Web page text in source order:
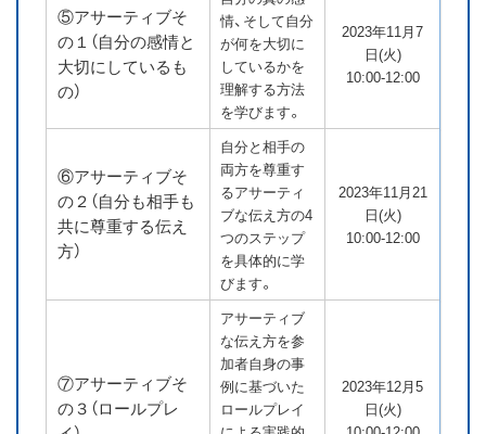
⑤アサーティブそ
の１（自分の感情と
大切にしているも
の）
情、そして自分
が何を大切に
しているかを
理解する方法
を学びます。
2023年11月7
日(火)
10:00-12:00
⑥アサーティブそ
の２（自分も相手も
共に尊重する伝え
方）
自分と相手の
両方を尊重す
るアサーティ
ブな伝え方の4
つのステップ
を具体的に学
びます。
2023年11月21
日(火)
10:00-12:00
⑦アサーティブそ
の３（ロールプレ
アサーティブ
な伝え方を参
加者自身の事
例に基づいた
ロールプレイ
2023年12月5
日(火)